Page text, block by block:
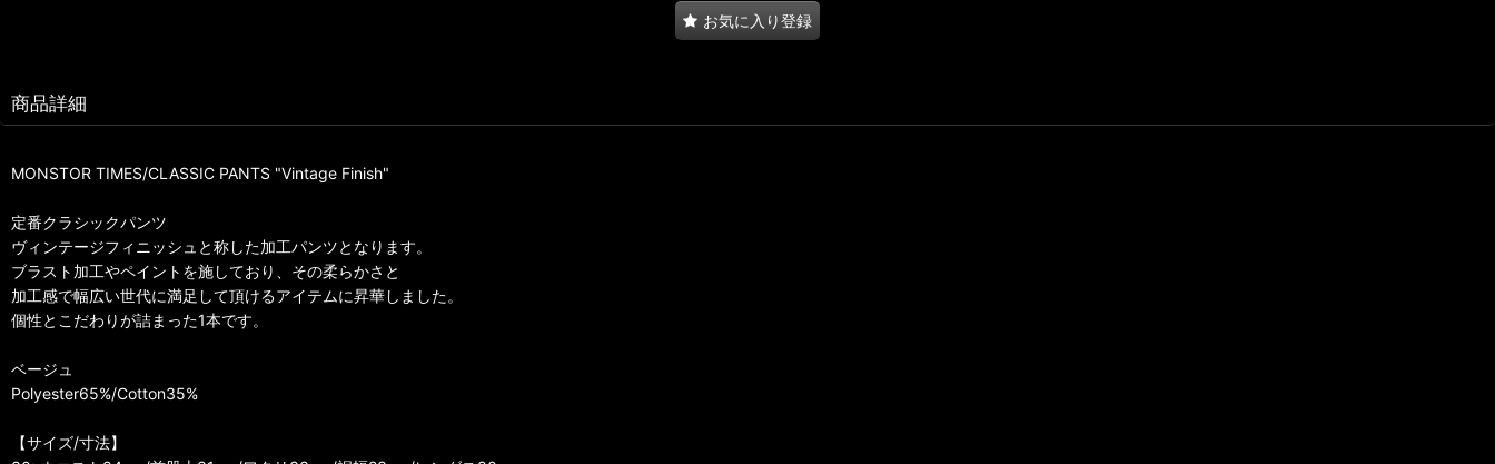
お気に入り登録
商品詳細
MONSTOR TIMES/CLASSIC PANTS "Vintage Finish"
定番クラシックパンツ
ヴィンテージフィニッシュと称した加工パンツとなります。
ブラスト加工やペイントを施しており、その柔らかさと
加工感で幅広い世代に満足して頂けるアイテムに昇華しました。
個性とこだわりが詰まった1本です。
ベージュ
Polyester65%/Cotton35%
【サイズ/寸法】